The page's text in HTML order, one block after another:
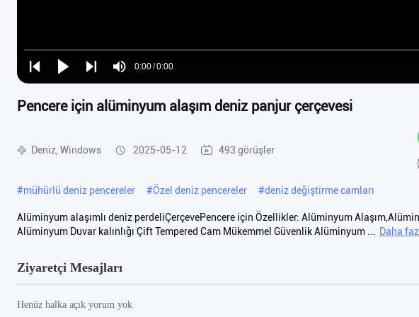
Play
Play
Play
Mute
Time
0:00/0:00
Loaded:
0%
Pencere için alüminyum alaşım deniz panjur çerçevesi
Deniz, Windows 2025-05-12 493 görüşler
#mühürlü deniz pencereler #Özel deniz pencereler #deniz değiştirme camları
Alüminyum alaşımlı deniz perdeliÇerçevePencere için Özellikler: Alüminyum
Alüminyum Duvar kalınlığı Çift Tempered Cam Mükemmel Güvenlik Alüminyum ... Daha
Ziyaretçi Mesajları
Henüz halka açık yorum yok